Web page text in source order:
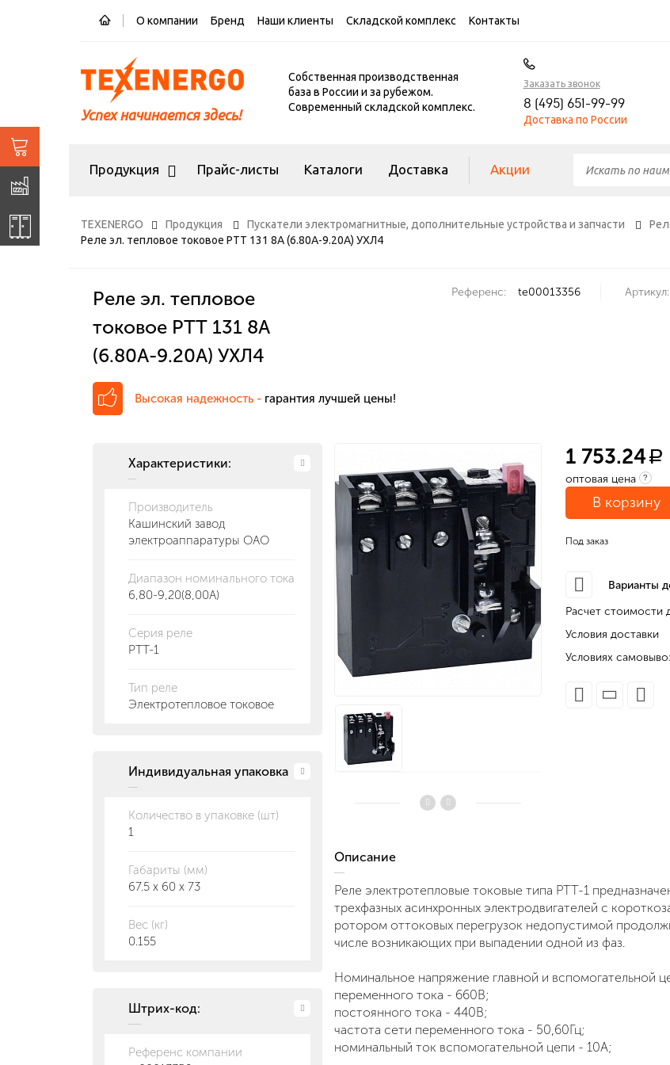
О компании Бренд Наши клиенты Складской комплекс Контакты
Успех начинается здесь!
Собственная производственная
база в России и за рубежом.
Современный складской комплекс.
Заказать звонок
8 (495) 651-99-99
Доставка по России
Продукция Прайс-листы Каталоги Доставка Акции
TEXENERGO Продукция Пускатели электромагнитные, дополнительные устройства и запчасти
Реле эл. тепловое токовое РТТ 131 8А (6.80А-9.20А) УХЛ4
Реле эл. тепловое
токовое РТТ 131 8А
(6.80А-9.20А) УХЛ4
Референс: te00013356 Артикул:
Высокая надежность - гарантия лучшей цены!
Характеристики:
Производитель
Кашинский завод
электроаппаратуры ОАО
Диапазон номинального тока
6,80-9,20(8,00А)
Серия реле
РТТ-1
Тип реле
Электротепловое токовое
Индивидуальная упаковка
Количество в упаковке (шт)
1
Габариты (мм)
67.5 x 60 x 73
Вес (кг)
0.155
Штрих-код:
Референс компании
1 753.24 a
оптовая цена ?
В корзину
Под заказ
Варианты
Расчет стоимости
Условия доставки
Условиях
Описание
Реле электротепловые токовые типа РТТ-1
трехфазных асинхронных электродвигателей с
ротором оттоковых перегрузок недопустимой
числе возникающих при выпадении одной из фаз.
Номинальное напряжение главной и вспомогательной
переменного тока - 660В;
постоянного тока - 440В;
частота сети переменного тока - 50,60Гц;
номинальный ток вспомогательной цепи - 10А;